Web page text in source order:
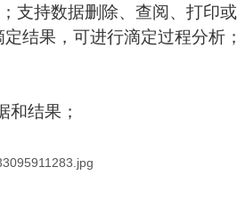
支持数据删除、查阅、打印或
结果，可进行滴定过程分析；
和结果；